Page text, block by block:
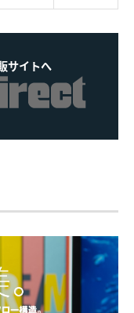
サイトへ